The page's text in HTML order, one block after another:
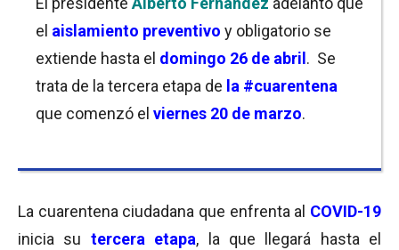
el aislamiento preventivo y obligatorio se
extiende hasta el domingo 26 de abril . Se
trata de la tercera etapa de la #cuarentena
que comenzó el viernes 20 de marzo.
La cuarentena ciudadana que enfrenta al COVID-19
inicia su tercera etapa, la que llegará hasta el